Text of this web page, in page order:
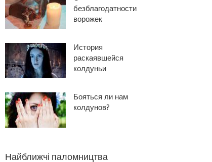
безблагодатности
ворожек
История
раскаявшейся
колдуньи
Бояться ли нам
колдунов?
Найближчі паломництва